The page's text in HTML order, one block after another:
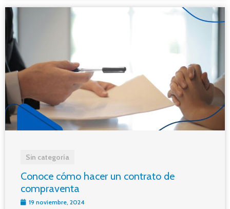
Sin categoría
Conoce cómo hacer un contrato de
compraventa
19 noviembre, 2024